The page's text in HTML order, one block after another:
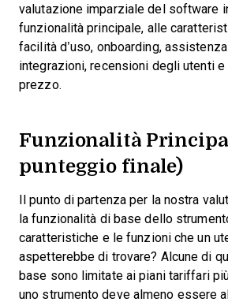
valutazione imparziale del software
funzionalità principale, alle
facilità d’uso, onboarding,
integrazioni, recensioni degli utenti
prezzo.
Funzionalità
punteggio finale)
Il punto di partenza per la nostra
la funzionalità di base dello
caratteristiche e le funzioni che un
aspetterebbe di trovare? Alcune di
base sono limitate ai piani tariffari
uno strumento deve almeno essere